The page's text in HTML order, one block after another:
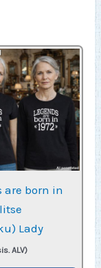
are born in
Lady
ALV)